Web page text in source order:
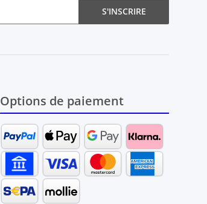
S'INSCRIRE
Options de paiement